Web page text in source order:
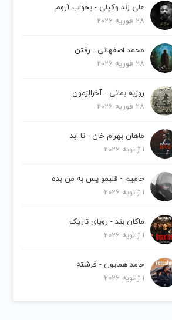
علی زند وکیلی - بخواب آروم
28 فوریه 2026
محمد اصفهانی - رفتن
28 فوریه 2026
روزبه بمانی - آخرالزمون
28 فوریه 2026
ماهان بهرام خان - تا ابد
1 ژانویه 2026
حامیم - قلبمو پس به من بده
1 ژانویه 2026
ماکان بند - رویای تاریک
1 ژانویه 2026
حامد همایون - فرشته
1 ژانویه 2026